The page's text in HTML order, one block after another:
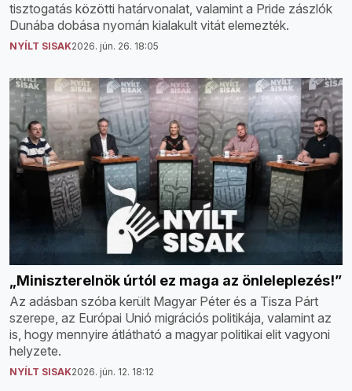
tisztogatás közötti határvonalat, valamint a Pride zászlók
Dunába dobása nyomán kialakult vitát elemezték.
NYÍLT SISAK2026. jún. 26. 18:05
„Miniszterelnök úrtól ez maga az önleleplezés!”
Az adásban szóba került Magyar Péter és a Tisza Párt
szerepe, az Európai Unió migrációs politikája, valamint az
is, hogy mennyire átlátható a magyar politikai elit vagyoni
helyzete.
NYÍLT SISAK2026. jún. 12. 18:12